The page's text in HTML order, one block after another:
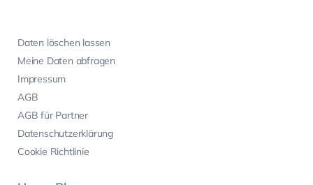
Daten löschen lassen
Meine Daten abfragen
Impressum
AGB
AGB für Partner
Datenschutzerklärung
Cookie Richtlinie